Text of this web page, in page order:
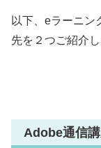
以下、eラーニン
先を２つご紹介し
Adobe通信講